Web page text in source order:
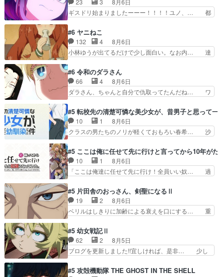
前でひちしきり受ける^^先… 「SEDESUのコミ
Po!日記」#496…
ルルの監視をすることになったデビ… 最強の村
人・鏡との出会いで少しは変わった… やはり何か
への恨みは根深そうやね姫を舐… 新キャラが登場
早々変態扱いされてる件。タ… まだまだお元気そ
うなお声で……不意打ち過…
ギスドリ始まりましたーーー！！！！ユノ、… 都
復を見守っていかないと、ですね！！み… 開幕聞
き取りスタッフに定治いなかった？ま… ののちゃ
んのお手当てはお節介だったりする… ビオラの立
ち回り害悪すぎるお近づきの印が… ・律っちゃん
一難、律がビオラの呪縛から… 「私はあなたが嫌
いなんです」「バンドやめ… 何が起きているの
か！？次週、みゅーたいぷ…
#6 ヤニねこ
132 4
8月6日
小林ゆうが出てるだけで少し面白い。なお内… 達
マドンってなんなん！？人見知りっぽい… なんな
ら下ネタ0じゃなかったかこんな回が… 他のエピ
ソードに対してマイルドな回だった… 今回はだい
ぶある程度抑えてる？w感じな気… アルねこ、そ
ていたゴキブリ死んでるGP… アルねこ危険です
よね。健康的な面で··江… 酔い潰れ行き着いた江
ノ島で、朝日を眺めな…
#6 令和のダラさん
66 4
8月6日
ダラさん、ちゃんと自分で仇取ってたんだね… ワ
ットに憧れてビーム撃ちたいと…そうい… 余りに
も凄惨なダラさんの過去ダラさんの６… 過去編は
これで一区切りかなギャグも面白い… ガンガガン
♪薫がなんかしっかり歌ってロマ… 姉巫女の誤
日頃からガンガン言うてないで… このアニメはど
こに行くのだろう、面白すぎ… 姉のした事はただ
単に一族を絶滅させただけ…
#5 転校先の清楚可憐な美少女が、昔男子と思って一
10 1
8月6日
クラスの男たちのノリが軽くておもろい春希… 沙
もちゃんが透けブラしててびっくりして… レベル
のキャラが登場。相変わらず顔や体の… 隼人が春
希の級友を巻き込んだイジりに動じ… 第５話を
U-NEXTで視聴しました。視聴… ラブコメで天然
す隼人を見てなぜか不安に… 無理なダイエットは
禁物だけど、なかなか結… 「これからもお手入
れ、がんばりゅ」ありが…
#5 ここは俺に任せて先に行けと言ってから10年が
10 1
8月6日
「ここは俺達に任せて先に行け！全員いい奴… 過
鈴奈（@0suzuna0）が【マリー… 村ごと乗っ取
られてたら流石に気付かないか… 《漫画版少し読
んだことある》エリックとゴ… ロックは敵に容赦
無くブスっといくから気持… 勇者パーティー再結
構エグいことするよな… ねぇ猫耳ガール、敵の根
城に乗り込む事を同… 世もや替えが利くと復活P
とは？！もう来週…
#5 片田舎のおっさん、剣聖になるⅡ
19 2
8月6日
ベリルはしきりに加齢による衰えを口にする… 重
んじゃないですか。魔物の群を発見した… アマプ
ラにて視聴終わり！サーベルボア討伐… を言い訳
にしたくないものですねwボア狩り… 先生として
のベリルが好きだけど、今回みた… 4人だけでサ
ーベルボアが暴れてると聞い… ちょっと年齢の事
#5 幼女戦記Ⅱ
62 2
8月5日
ブログを更新しました!!宜しければ、是非… 少し
ゥーアの唯一の手駒が強すぎる笑あお… 私にとっ
#5 攻殻機動隊 THE GHOST IN THE SHELL